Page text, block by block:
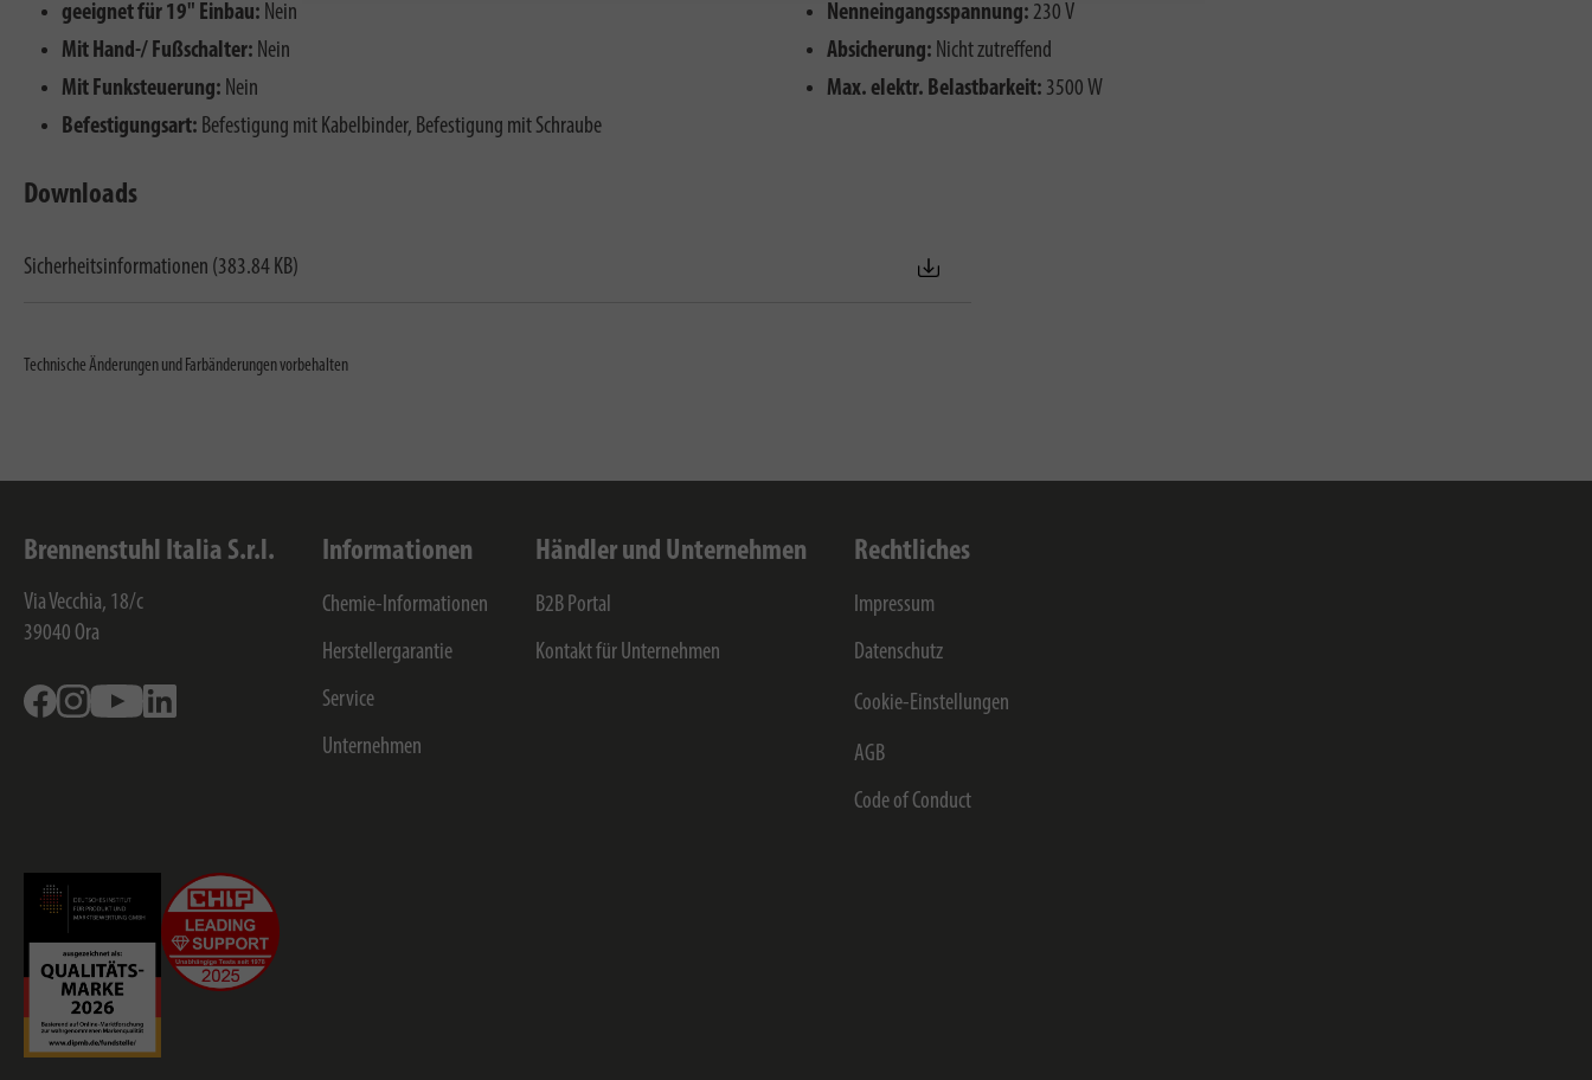
geeignet für 19" Einbau: Nein
Mit Hand-/ Fußschalter: Nein
Mit Funksteuerung: Nein
Befestigungsart: Befestigung mit Kabelbinder, Befestigung mit Schraube
Nenneingangsspannung: 230 V
Absicherung: Nicht zutreffend
Max. elektr. Belastbarkeit: 3500 W
Downloads
Sicherheitsinformationen (383.84 KB)
Technische Änderungen und Farbänderungen vorbehalten
Brennenstuhl Italia S.r.l.
Via Vecchia, 18/c
39040 Ora
FacebookInstagramYoutube
Informationen
Chemie-Informationen
Herstellergarantie
Service
Unternehmen
Händler und Unternehmen
B2B Portal
Kontakt für Unternehmen
Rechtliches
Impressum
Datenschutz
Cookie-Einstellungen
AGB
Code of Conduct